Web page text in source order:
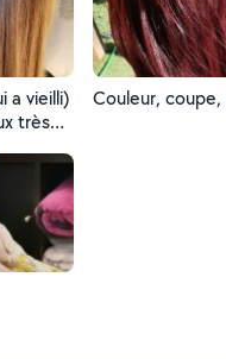
a vieilli)
très
Couleur, coupe,